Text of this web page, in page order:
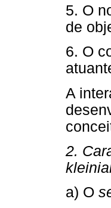
5. O
de
6. O
A
2.
a) O